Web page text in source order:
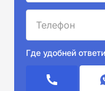
Где удобней